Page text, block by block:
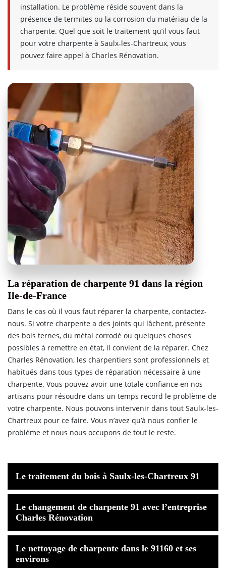
installation. Le problème réside souvent dans la
présence de termites ou la corrosion du matériau de la
charpente. Quel que soit le traitement qu’il vous faut
pour votre charpente à Saulx-les-Chartreux, vous
pouvez faire appel à Charles Rénovation.
La réparation de charpente 91 dans la région
Ile-de-France
Dans le cas où il vous faut réparer la charpente, contactez-
nous. Si votre charpente a des joints qui lâchent, présente
des bois ternes, du métal corrodé ou quelques choses
possibles à remettre en état, il convient de la réparer. Chez
Charles Rénovation, les charpentiers sont professionnels et
habitués dans tous types de réparation nécessaire à une
charpente. Vous pouvez avoir une totale confiance en nos
artisans pour résoudre dans un temps record le problème de
votre charpente. Nous pouvons intervenir dans tout Saulx-les-
Chartreux pour ce faire. Vous n’avez qu’à nous confier le
problème et nous nous occupons de tout le reste.
Le traitement du bois à Saulx-les-Chartreux 91
Le changement de charpente 91 avec l’entreprise
Charles Rénovation
Le nettoyage de charpente dans le 91160 et ses
environs